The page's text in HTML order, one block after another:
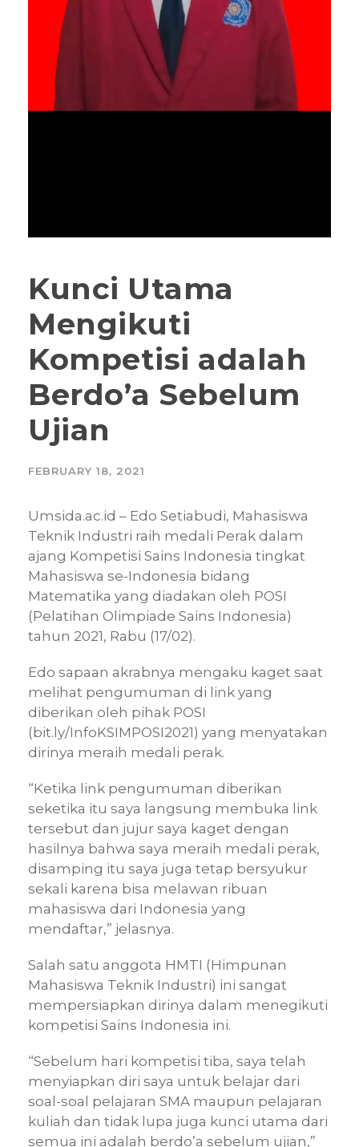
Kunci Utama
Mengikuti
Kompetisi adalah
Berdo’a Sebelum
Ujian
FEBRUARY 18, 2021
Umsida.ac.id – Edo Setiabudi, Mahasiswa
Teknik Industri raih medali Perak dalam
ajang Kompetisi Sains Indonesia tingkat
Mahasiswa se-Indonesia bidang
Matematika yang diadakan oleh POSI
(Pelatihan Olimpiade Sains Indonesia)
tahun 2021, Rabu (17/02).
Edo sapaan akrabnya mengaku kaget saat
melihat pengumuman di link yang
diberikan oleh pihak POSI
(bit.ly/InfoKSIMPOSI2021) yang menyatakan
dirinya meraih medali perak.
“Ketika link pengumuman diberikan
seketika itu saya langsung membuka link
tersebut dan jujur saya kaget dengan
hasilnya bahwa saya meraih medali perak,
disamping itu saya juga tetap bersyukur
sekali karena bisa melawan ribuan
mahasiswa dari Indonesia yang
mendaftar,” jelasnya.
Salah satu anggota HMTI (Himpunan
Mahasiswa Teknik Industri) ini sangat
mempersiapkan dirinya dalam menegikuti
kompetisi Sains Indonesia ini.
“Sebelum hari kompetisi tiba, saya telah
menyiapkan diri saya untuk belajar dari
soal-soal pelajaran SMA maupun pelajaran
kuliah dan tidak lupa juga kunci utama dari
semua ini adalah berdo’a sebelum ujian,”